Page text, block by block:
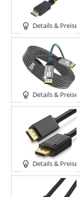
Details & Preise
Details & Preise
Details & Preise